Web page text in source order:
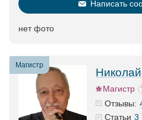
Написать
нет фото
Магистр
Николай
Магистр
Отзывы:
Статьи 3